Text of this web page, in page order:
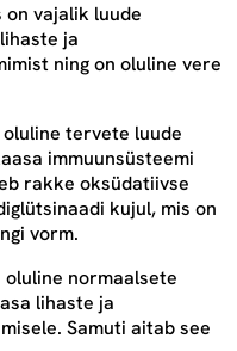
on vajalik luude
ja
ning on oluline vere
tervete luude
immuunsüsteemi
rakke oksüdatiivse
kujul, mis on
vorm.
normaalsete
lihaste ja
Samuti aitab see